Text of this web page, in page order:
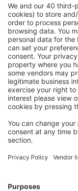
Download
Planlæg din
Billige flybilletter
Storbyferie